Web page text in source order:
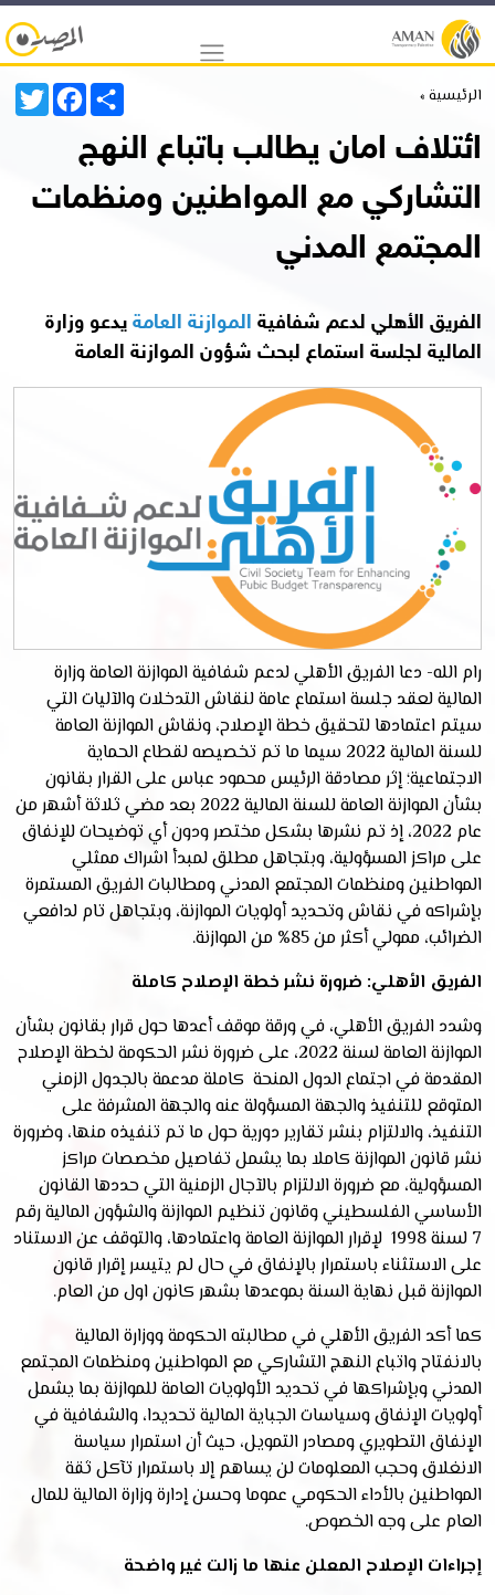
الرئيسية » FacebookShare
ائتلاف امان يطالب باتباع النهج
التشاركي مع المواطنين ومنظمات
المجتمع المدني
الفريق الأهلي لدعم شفافية الموازنة العامة يدعو وزارة
المالية لجلسة استماع لبحث شؤون الموازنة العامة
رام الله- دعا الفريق الأهلي لدعم شفافية الموازنة العامة وزارة
المالية لعقد جلسة استماع عامة لنقاش التدخلات والآليات التي
سيتم اعتمادها لتحقيق خطة الإصلاح، ونقاش الموازنة العامة
للسنة المالية 2022 سيما ما تم تخصيصه لقطاع الحماية
الاجتماعية؛ إثر مصادقة الرئيس محمود عباس على القرار بقانون
بشأن الموازنة العامة للسنة المالية 2022 بعد مضي ثلاثة أشهر من
عام 2022، إذ تم نشرها بشكل مختصر ودون أي توضيحات للإنفاق
على مراكز المسؤولية، وبتجاهل مطلق لمبدأ اشراك ممثلي
المواطنين ومنظمات المجتمع المدني ومطالبات الفريق المستمرة
بإشراكه في نقاش وتحديد أولويات الموازنة، وبتجاهل تام لدافعي
الضرائب، ممولي أكثر من 85% من الموازنة.
الفريق الأهلي: ضرورة نشر خطة الإصلاح كاملة
وشدد الفريق الأهلي، في ورقة موقف أعدها حول قرار بقانون بشأن
الموازنة العامة لسنة 2022، على ضرورة نشر الحكومة لخطة الإصلاح
المقدمة في اجتماع الدول المنحة كاملة مدعمة بالجدول الزمني
المتوقع للتنفيذ والجهة المسؤولة عنه والجهة المشرفة على
التنفيذ، والالتزام بنشر تقارير دورية حول ما تم تنفيذه منها، وضرورة
نشر قانون الموازنة كاملا بما يشمل تفاصيل مخصصات مراكز
المسؤولية، مع ضرورة الالتزام بالآجال الزمنية التي حددها القانون
الأساسي الفلسطيني وقانون تنظيم الموازنة والشؤون المالية رقم
7 لسنة 1998 لإقرار الموازنة العامة واعتمادها، والتوقف عن الاستناد
على الاستثناء باستمرار بالإنفاق في حال لم يتيسر إقرار قانون
الموازنة قبل نهاية السنة بموعدها بشهر كانون اول من العام.
كما أكد الفريق الأهلي في مطالبته الحكومة ووزارة المالية
بالانفتاح واتباع النهج التشاركي مع المواطنين ومنظمات المجتمع
المدني وبإشراكها في تحديد الأولويات العامة للموازنة بما يشمل
أولويات الإنفاق وسياسات الجباية المالية تحديدا، والشفافية في
الإنفاق التطويري ومصادر التمويل، حيث أن استمرار سياسة
الانغلاق وحجب المعلومات لن يساهم إلا باستمرار تآكل ثقة
المواطنين بالأداء الحكومي عموما وحسن إدارة وزارة المالية للمال
العام على وجه الخصوص.
إجراءات الإصلاح المعلن عنها ما زالت غير واضحة